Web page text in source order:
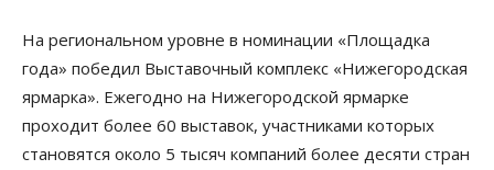
На региональном уровне в номинации «Площадка
года» победил Выставочный комплекс «Нижегородская
ярмарка». Ежегодно на Нижегородской ярмарке
проходит более 60 выставок, участниками которых
становятся около 5 тысяч компаний более десяти стран